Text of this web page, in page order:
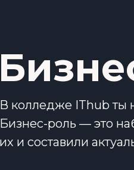
В колледже IThub ты
Бизнес-роль — это
их и составили